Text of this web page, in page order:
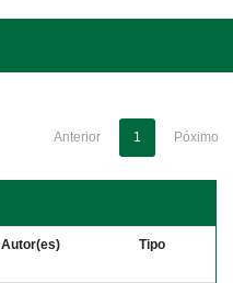
Anterior 1 Póximo
Autor(es) Tipo